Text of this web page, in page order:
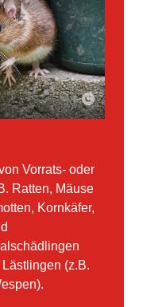
Vorrats- oder
Ratten, Mäuse
Kornkäfer,
(z.B.